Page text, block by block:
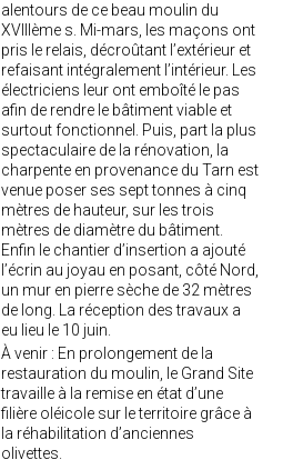
alentours de ce beau moulin du
XVIIIème s. Mi-mars, les maçons ont
pris le relais, décroûtant l’extérieur et
refaisant intégralement l’intérieur. Les
électriciens leur ont emboîté le pas
afin de rendre le bâtiment viable et
surtout fonctionnel. Puis, part la plus
spectaculaire de la rénovation, la
charpente en provenance du Tarn est
venue poser ses sept tonnes à cinq
mètres de hauteur, sur les trois
mètres de diamètre du bâtiment.
Enfin le chantier d’insertion a ajouté
l’écrin au joyau en posant, côté Nord,
un mur en pierre sèche de 32 mètres
de long. La réception des travaux a
eu lieu le 10 juin.
À venir : En prolongement de la
restauration du moulin, le Grand Site
travaille à la remise en état d’une
filière oléicole sur le territoire grâce à
la réhabilitation d’anciennes
olivettes.